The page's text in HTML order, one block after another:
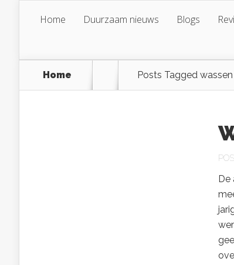
Home Duurzaam nieuws Blogs
Home Posts Tagged
De